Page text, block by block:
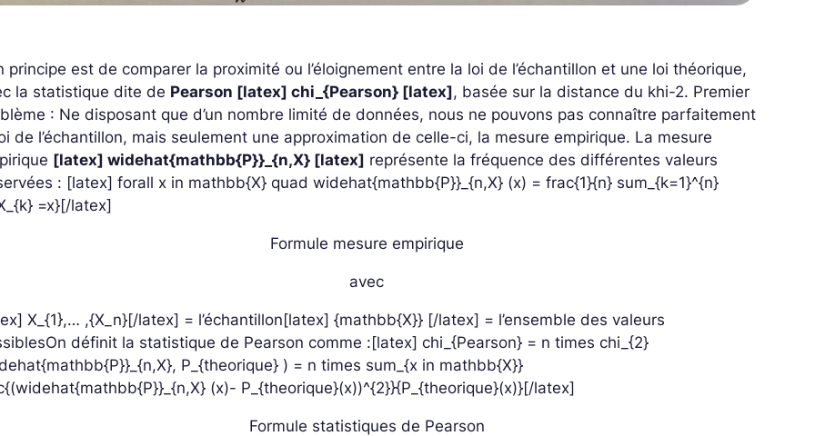
principe est de comparer la proximité ou l’éloignement entre la loi de l’échantillon et une loi théorique,
la statistique dite de Pearson [latex] chi_{Pearson} [latex], basée sur la distance du khi-2. Premier
: Ne disposant que d’un nombre limité de données, nous ne pouvons pas connaître parfaitement
de l’échantillon, mais seulement une approximation de celle-ci, la mesure empirique. La mesure
[latex] widehat{mathbb{P}}_{n,X} [latex] représente la fréquence des différentes valeurs
: [latex] forall x in mathbb{X} quad widehat{mathbb{P}}_{n,X} (x) = frac{1}{n} sum_{k=1}^{n}
=x}[/latex]
Formule mesure empirique
avec
X_{1},… ,{X_n}[/latex] = l’échantillon[latex] {mathbb{X}} [/latex] = l’ensemble des valeurs
On définit la statistique de Pearson comme :[latex] chi_{Pearson} = n times chi_{2}
P_{theorique} ) = n times sum_{x in mathbb{X}}
(x)- P_{theorique}(x))^{2}}{P_{theorique}(x)}[/latex]
Formule statistiques de Pearson